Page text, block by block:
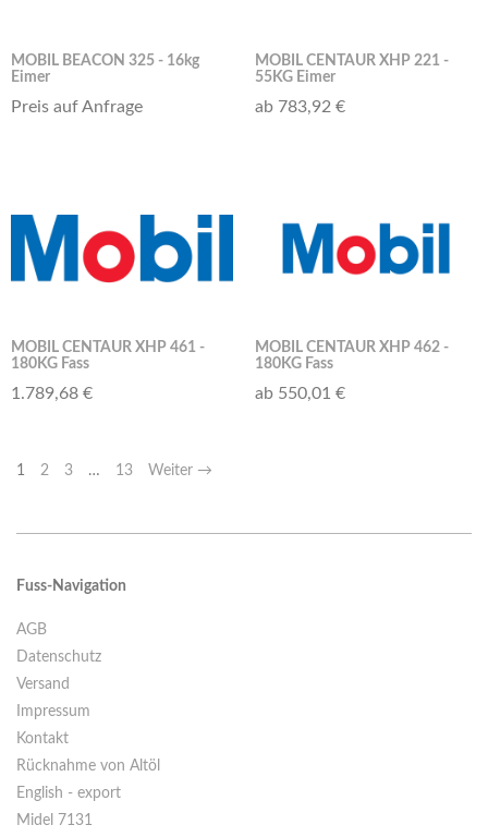
MOBIL BEACON 325 - 16kg
Eimer
Preis auf Anfrage
MOBIL CENTAUR XHP 221 -
55KG Eimer
ab 783,92 €
MOBIL CENTAUR XHP 461 -
180KG Fass
1.789,68 €
MOBIL CENTAUR XHP 462 -
180KG Fass
ab 550,01 €
1 2 3 … 13 Weiter →
Fuss-Navigation
AGB
Datenschutz
Versand
Impressum
Kontakt
Rücknahme von Altöl
English - export
Midel 7131